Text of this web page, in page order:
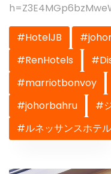
#HotelJB
#RenHotels
#marriotbonvoy
#johorbahru
#
#ルネッサンスホテル